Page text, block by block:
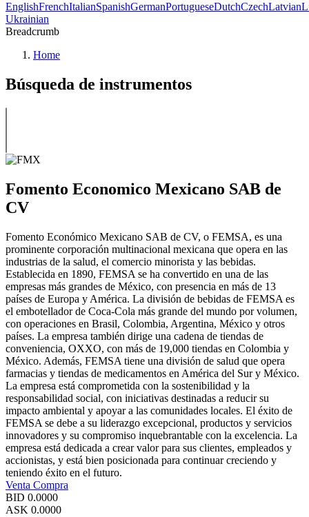
EnglishFrenchItalianSpanishGermanPortugueseDutchCzechLatvian
Ukrainian
Breadcrumb
Home
Búsqueda de instrumentos
Fomento Economico Mexicano SAB de
CV
Fomento Económico Mexicano SAB de CV, o FEMSA, es una
prominente corporación multinacional mexicana que opera en las
industrias de la salud, el comercio minorista y las bebidas.
Establecida en 1890, FEMSA se ha convertido en una de las
empresas más grandes de México, con presencia en más de 13
países de Europa y América. La división de bebidas de FEMSA es
el embotellador de Coca-Cola más grande del mundo por volumen,
con operaciones en Brasil, Colombia, Argentina, México y otros
países. La empresa también dirige una cadena de tiendas de
conveniencia, OXXO, con más de 19,000 tiendas en Colombia y
México. Además, FEMSA tiene una división de salud que opera
farmacias y tiendas de medicamentos en América del Sur y México.
La empresa está comprometida con la sostenibilidad y la
responsabilidad social, con iniciativas destinadas a reducir su
impacto ambiental y apoyar a las comunidades locales. El éxito de
FEMSA se debe a su liderazgo excepcional, productos y servicios
innovadores y su compromiso inquebrantable con la excelencia. La
empresa está dedicada a crear valor para sus clientes, empleados y
accionistas, y está bien posicionada para continuar creciendo y
teniendo éxito en el futuro.
Venta Compra
BID 0.0000
ASK 0.0000